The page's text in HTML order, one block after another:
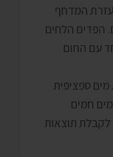
המדחף
הפדים הלחים
עם החום
ספציפית
חמים
לקבלת תוצאות